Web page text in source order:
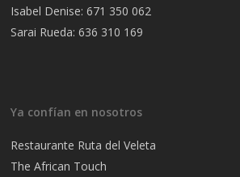
Isabel Denise:671 350 062
Sarai Rueda:636 310 169
Ya confían en nosotros
Restaurante Ruta del Veleta
The African Touch